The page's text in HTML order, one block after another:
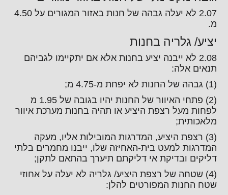
2.07 לא יעלה גבהה של חנות באזור המגורים על 4.50
מ.
יציע/ גלריה בחנות
2.08 לא ייבנה יציע בחנות אלא אם יתקיימו לגביהם
תנאים אלה:
(1) גבהה של החנות לא יפחת מ-4.75 מ;
(2) פתחי האיוור של החנות יהיו בגובה של 1.95 מ
לפחות מעל רצפת היציע או תהיה בחנות מערכת איוור
מלאכותית;
(3) רצפת היציע, המדרגות המובילות אליו, מעקה
המדרגות למעט בית-האחיזה שלו, ייבנו מחמרים בלתי
דליקים ובדיקת אי דליקתם תיערך בהתאם לתקן;
(4) שטחה של רצפת היציע/ גלריה לא יעלה על אחוזי
שטח החנות המפורטים להלן: